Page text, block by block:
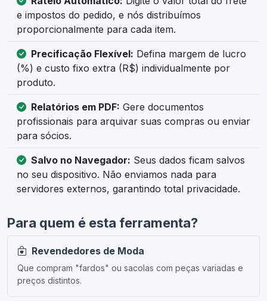
e impostos do pedido, e nós distribuímos
proporcionalmente para cada item.
Precificação Flexível: Defina margem de lucro
(%) e custo fixo extra (R$) individualmente por
produto.
Relatórios em PDF: Gere documentos
profissionais para arquivar suas compras ou enviar
para sócios.
Salvo no Navegador: Seus dados ficam salvos
no seu dispositivo. Não enviamos nada para
servidores externos, garantindo total privacidade.
Para quem é esta ferramenta?
Revendedores de Moda
Que compram "fardos" ou sacolas com peças variadas e
preços distintos.